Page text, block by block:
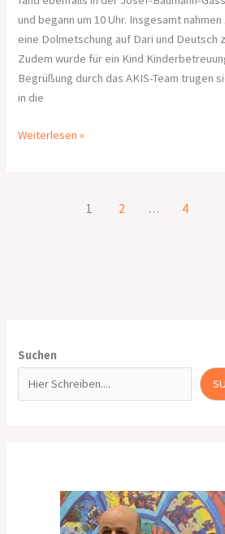
und begann um 10 Uhr. Insgesamt
eine Dolmetschung auf Dari und Deutsch
Zudem wurde für ein Kind
Begrüßung durch das AKIS-Team trugen
in die
Weiterlesen »
1 2 … 4
Suchen